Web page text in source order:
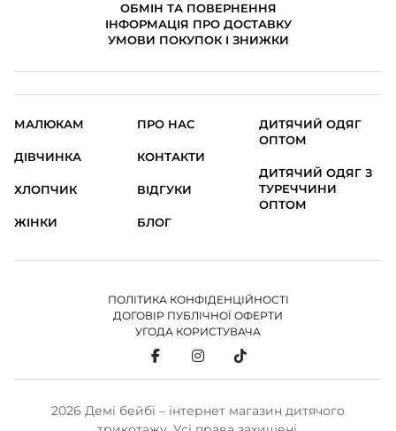
ОБМІН ТА ПОВЕРНЕННЯ
ІНФОРМАЦІЯ ПРО ДОСТАВКУ
УМОВИ ПОКУПОК І ЗНИЖКИ
МАЛЮКАМ
ДІВЧИНКА
ХЛОПЧИК
ЖІНКИ
ПРО НАС
КОНТАКТИ
ВІДГУКИ
БЛОГ
ДИТЯЧИЙ ОДЯГ
ОПТОМ
ДИТЯЧИЙ ОДЯГ З
ТУРЕЧЧИНИ
ОПТОМ
ПОЛІТИКА КОНФІДЕНЦІЙНОСТІ
ДОГОВІР ПУБЛІЧНОЇ ОФЕРТИ
УГОДА КОРИСТУВАЧА
2026 Демі бейбі – інтернет магазин дитячого